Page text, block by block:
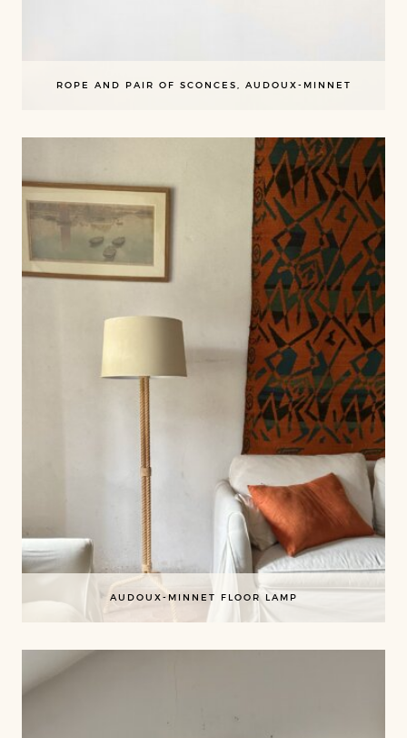
ROPE AND PAIR OF SCONCES, AUDOUX-MINNET
AUDOUX-MINNET FLOOR LAMP